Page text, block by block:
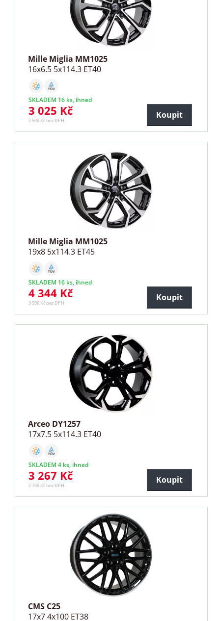
Mille Miglia MM1025
16x6.5 5x114.3 ET40
SKLADEM 16 ks, ihned
3 025 Kč
2 500 Kč bez DPH
Koupit
Mille Miglia MM1025
19x8 5x114.3 ET45
SKLADEM 16 ks, ihned
4 344 Kč
3 590 Kč bez DPH
Koupit
Arceo DY1257
17x7.5 5x114.3 ET40
SKLADEM 4 ks, ihned
3 267 Kč
2 700 Kč bez DPH
Koupit
CMS C25
17x7 4x100 ET38